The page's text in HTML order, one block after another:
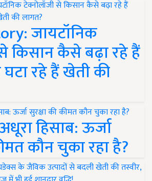
जायटॉनिक
किसान कैसे बढ़ा रहे हैं
रहे हैं खेती की
हिसाब: ऊर्जा
कौन चुका रहा है?